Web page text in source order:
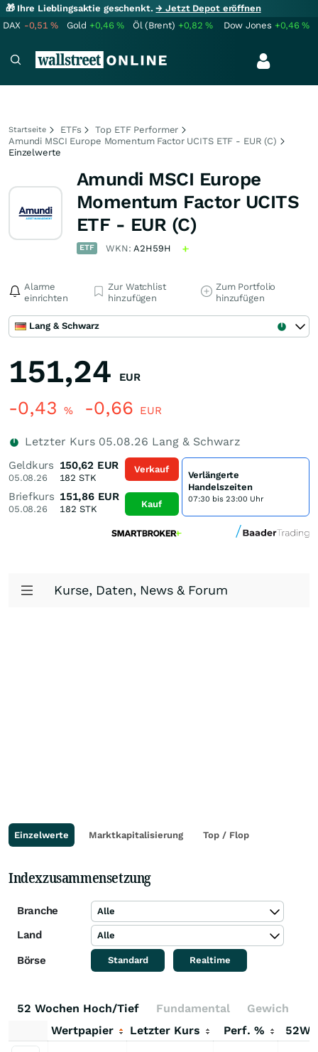
🎁 Ihre Lieblingsaktie geschenkt.→ Jetzt Depot eröffnen
DAX -0,51% Gold +0,46% Öl (Brent) +0,82% Dow Jones +0,46%
Startseite ETFs
Top ETF Performer
Amundi MSCI Europe Momentum Factor UCITS ETF - EUR (C)
Einzelwerte
Amundi MSCI Europe
Momentum Factor UCITS
ETF - EUR (C)
ETF WKN:A2H59H
Alarme
einrichten
Zur Watchlist
hinzufügen
Zum Portfolio
hinzufügen
Lang & Schwarz
151,24 EUR
-0,43 % -0,66 EUR
Letzter Kurs 05.08.26 Lang & Schwarz
Geldkurs
05.08.26
150,62 EUR
182 STK
Briefkurs
05.08.26
151,86 EUR
182 STK
Verkauf
Kauf
Verlängerte
Handelszeiten
07:30 bis 23:00 Uhr
Kurse, Daten, News & Forum
Einzelwerte Marktkapitalisierung Top / Flop
Indexzusammensetzung
Branche Alle
Land Alle
Börse Standard Realtime
52 Wochen Hoch/Tief Fundamental
Gewichtung
Wertpapier
Letzter Kurs Perf. %